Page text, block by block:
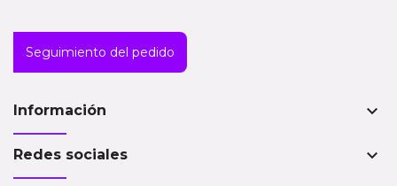
Seguimiento del pedido
Información keyboard_arrow_down
Redes sociales keyboard_arrow_down